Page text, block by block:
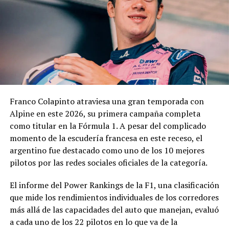
técnico, jurídico y contable antes de que la
administración municipal adopte una definición sobre el
En los fundamentos de la resolución se señala que la
complejidad y trascendencia de la solicitud hacen
necesario un estudio integral de la documentación
modificación vinculada a la composición societaria de la
empresa que obtuvo la concesión.
La novedad se conoce mientras la concesión del Minella
continúa envuelta en una delicadísima situación
jurídica. El proceso mediante el cual Minella Stadium
busca determinar si existieron irregularidades en la
licitación impulsada por el Municipio.
La causa, que avanza en la Justicia, derivó en
Franco Colapinto atraviesa una gran temporada con
Alpine en este 2026, su primera campaña completa
como titular en la Fórmula 1. A pesar del complicado
momento de la escudería francesa en este receso, el
argentino fue destacado como uno de los 10 mejores
pilotos por las redes sociales oficiales de la categoría.
El informe del Power Rankings de la F1, una clasificación
que mide los rendimientos individuales de los corredores
más allá de las capacidades del auto que manejan, evaluó
a cada uno de los 22 pilotos en lo que va de la